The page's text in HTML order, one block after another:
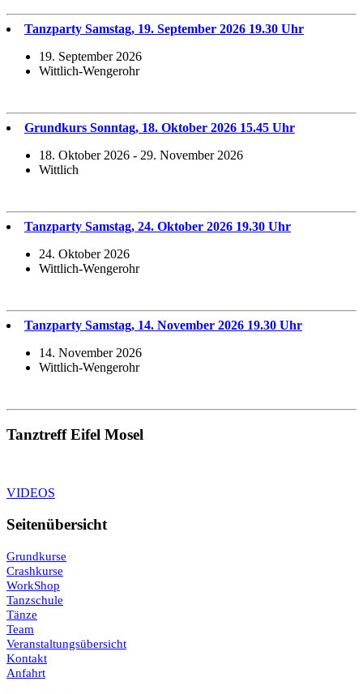
Tanzparty Samstag, 19. September 2026 19.30 Uhr
19. September 2026
Wittlich-Wengerohr
Grundkurs Sonntag, 18. Oktober 2026 15.45 Uhr
18. Oktober 2026 - 29. November 2026
Wittlich
Tanzparty Samstag, 24. Oktober 2026 19.30 Uhr
24. Oktober 2026
Wittlich-Wengerohr
Tanzparty Samstag, 14. November 2026 19.30 Uhr
14. November 2026
Wittlich-Wengerohr
Tanztreff Eifel Mosel
VIDEOS
Seitenübersicht
Grundkurse
Crashkurse
WorkShop
Tanzschule
Tänze
Team
Veranstaltungsübersicht
Kontakt
Anfahrt